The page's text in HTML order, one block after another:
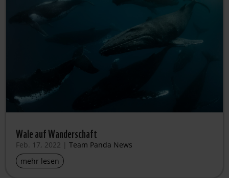
Wale auf Wanderschaft
Feb. 17, 2022 | Team Panda News
mehr lesen